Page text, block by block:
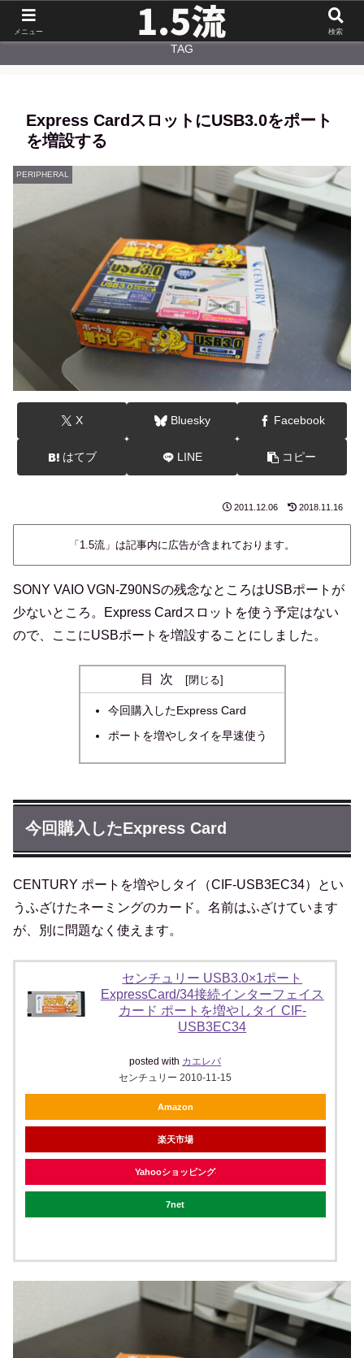
TAG
Express CardスロットにUSB3.0をポート
を増設する
PERIPHERAL
X Bluesky Facebook
はてブ LINE コピー
2011.12.06 2018.11.16
「1.5流」は記事内に広告が含まれております。
SONY VAIO VGN-Z90NSの残念なところはUSBポートが
少ないところ。Express Cardスロットを使う予定はない
ので、ここにUSBポートを増設することにしました。
目次
今回購入したExpress Card
ポートを増やしタイを早速使う
今回購入したExpress Card
CENTURY ポートを増やしタイ（CIF-USB3EC34）とい
うふざけたネーミングのカード。名前はふざけています
が、別に問題なく使えます。
センチュリー USB3.0×1ポート
ExpressCard/34接続インターフェイス
カード ポートを増やしタイ CIF-
USB3EC34
posted with カエレバ
センチュリー 2010-11-15
Amazon
楽天市場
Yahooショッピング
7net
メニュー 検索